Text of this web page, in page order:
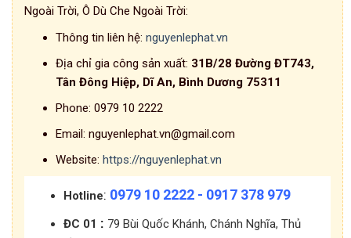
Ngoài Trời, Ô Dù Che Ngoài Trời:
Thông tin liên hệ: nguyenlephat.vn
Địa chỉ gia công sản xuất: 31B/28 Đường ĐT743,
Tân Đông Hiệp, Dĩ An, Bình Dương 75311
Phone: 0979 10 2222
Email: nguyenlephat.vn@gmail.com
Website: https://nguyenlephat.vn
Hotline: 0979 10 2222 - 0917 378 979
ĐC 01 : 79 Bùi Quốc Khánh, Chánh Nghĩa, Thủ